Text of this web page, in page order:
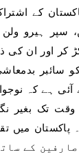
کے
ہیرو ولن
کر اور ان کی
سائبر
ہے کہ
80 فیصد وقت
صارفین کے